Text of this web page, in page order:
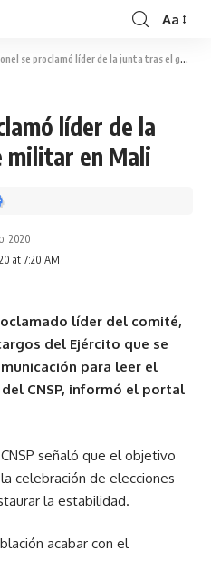
Aa
se proclamó líder de la junta tras el golpe militar en Mali
líder de la
militar en Mali
at 7:20 AM
2020
líder del comité,
del Ejército que se
para leer el
CNSP, informó el portal
señaló que el objetivo
celebración de elecciones
la estabilidad.
acabar con el